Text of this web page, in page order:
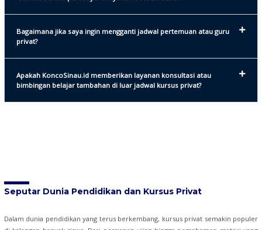
Bagaimana jika saya ingin mengganti jadwal pertemuan atau guru
privat?
Apakah KoncoSinau.id memberikan layanan konsultasi atau
bimbingan belajar tambahan di luar jadwal kursus privat?
Seputar Dunia Pendidikan dan Kursus Privat
Dalam dunia pendidikan yang terus berkembang, kursus privat semakin populer